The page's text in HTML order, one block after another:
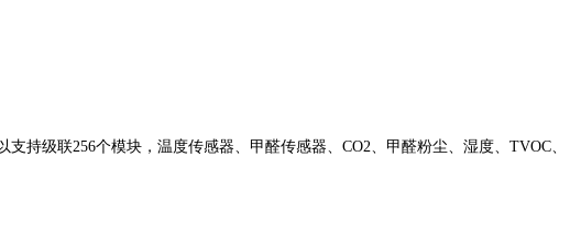
持级联256个模块，温度传感器、甲醛传感器、CO2、甲醛粉尘、湿度、TVOC、